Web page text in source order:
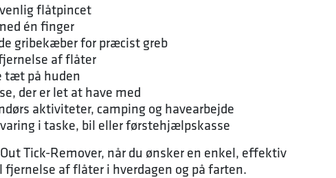
flåtpincet
én finger
gribekæber for præcist greb
af flåter
tæt på huden
der er let at have med
aktiviteter, camping og havearbejde
i taske, bil eller førstehjælpskasse
Tick-Remover, når du ønsker en enkel, effektiv
af flåter i hverdagen og på farten.